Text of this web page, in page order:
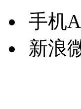
手机
新浪